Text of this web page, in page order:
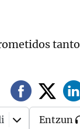
tanto
Entzun